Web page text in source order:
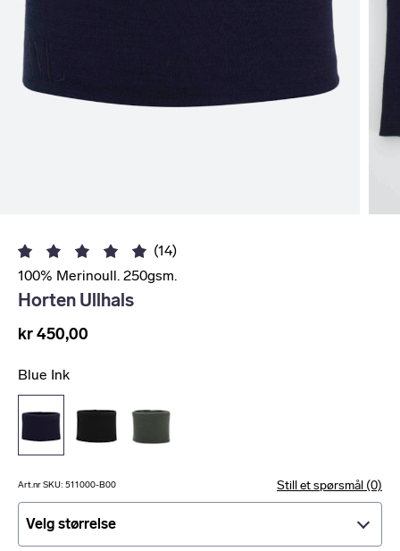
(14)
100% Merinoull. 250gsm.
Horten Ullhals
kr 450,00
Blue Ink
Art.nr SKU: 511000-B00 Still et spørsmål (0)
Velg størrelse